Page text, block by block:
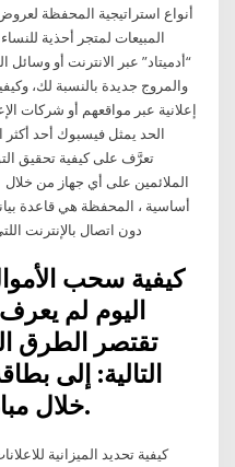
أنواع استراتيجية المحفظة
المبيعات لمتجر أحذية
“أدميتاد” عبر الانترنت أو
والمروج جديدة بالنسبة لك،
إعلانية عبر مواقعهم أو شركات
الحد يمثل فيسبوك أحد أكثر
تعرَّف على كيفية تحقيق
أساسية ، المحفظة هي قاعدة
كيفية سحب
اليوم لم
تقتصر الطرق
التالية: إلى
خلال مبادل خاص عبر الإنترنت.
كيفية تحديد الميزانية